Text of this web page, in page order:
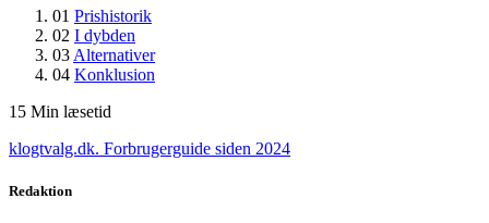
01 Prishistorik
02 I dybden
03 Alternativer
04 Konklusion
15 Min læsetid
klogtvalg.dk. Forbrugerguide siden 2024
Redaktion